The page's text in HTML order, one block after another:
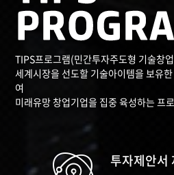
TIPS프로그램(민간투자주도형 기술창
세계시장을 선도할 기술아이템을 보유
여
미래유망 창업기업을 집중 육성하는 프
투자제안서